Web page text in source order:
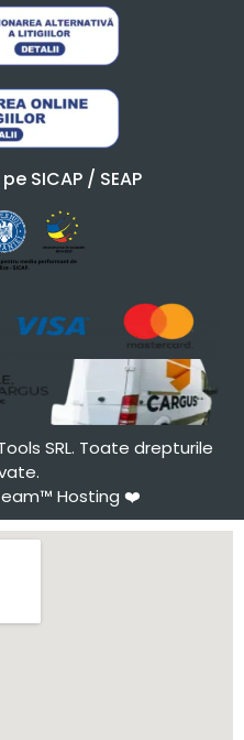
SICAP / SEAP
SRL. Toate drepturile
Hosting ❤️